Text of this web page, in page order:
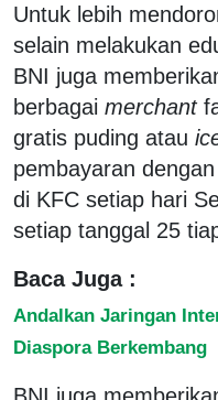
Untuk lebih
selain melakukan
BNI juga
berbagai merchant
gratis puding atau
pembayaran
di KFC setiap hari
setiap tanggal 25
Baca Juga :
Andalkan Jaringan
Diaspora Berkembang